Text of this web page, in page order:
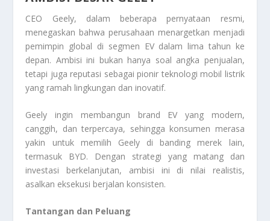
CEO Geely, dalam beberapa pernyataan resmi,
menegaskan bahwa perusahaan menargetkan menjadi
pemimpin global di segmen EV dalam lima tahun ke
depan. Ambisi ini bukan hanya soal angka penjualan,
tetapi juga reputasi sebagai pionir teknologi mobil listrik
yang ramah lingkungan dan inovatif.
Geely ingin membangun brand EV yang modern,
canggih, dan terpercaya, sehingga konsumen merasa
yakin untuk memilih Geely di banding merek lain,
termasuk BYD. Dengan strategi yang matang dan
investasi berkelanjutan, ambisi ini di nilai realistis,
asalkan eksekusi berjalan konsisten.
Tantangan dan Peluang